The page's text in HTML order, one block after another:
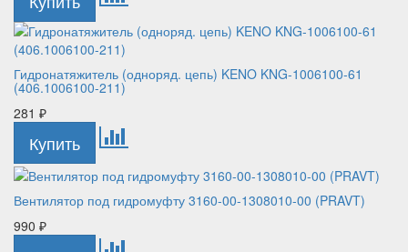
Гидронатяжитель (одноряд. цепь) KENO KNG-1006100-61
(406.1006100-211)
281 ₽
Вентилятор под гидромуфту 3160-00-1308010-00 (PRAVT)
990 ₽